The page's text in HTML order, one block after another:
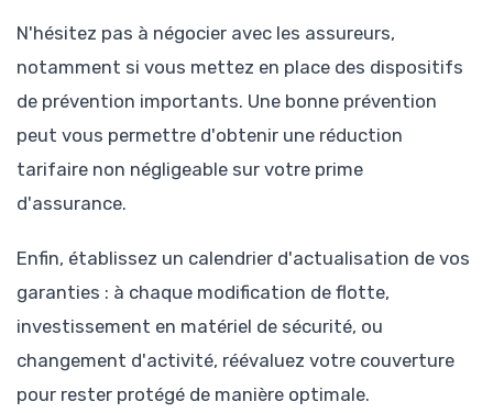
N'hésitez pas à négocier avec les assureurs,
notamment si vous mettez en place des dispositifs
de prévention importants. Une bonne prévention
peut vous permettre d'obtenir une réduction
tarifaire non négligeable sur votre prime
d'assurance.
Enfin, établissez un calendrier d'actualisation de vos
garanties : à chaque modification de flotte,
investissement en matériel de sécurité, ou
changement d'activité, réévaluez votre couverture
pour rester protégé de manière optimale.